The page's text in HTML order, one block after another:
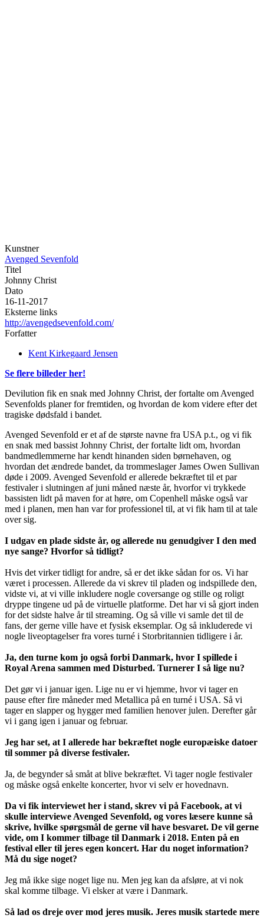
Kunstner
Avenged Sevenfold
Titel
Johnny Christ
Dato
16-11-2017
Eksterne links
http://avengedsevenfold.com/
Forfatter
Kent Kirkegaard Jensen
Se flere billeder her!
Devilution fik en snak med Johnny Christ, der fortalte om Avenged
Sevenfolds planer for fremtiden, og hvordan de kom videre efter det
tragiske dødsfald i bandet.
Avenged Sevenfold er et af de største navne fra USA p.t., og vi fik
en snak med bassist Johnny Christ, der fortalte lidt om, hvordan
bandmedlemmerne har kendt hinanden siden børnehaven, og
hvordan det ændrede bandet, da trommeslager James Owen Sullivan
døde i 2009. Avenged Sevenfold er allerede bekræftet til et par
festivaler i slutningen af juni måned næste år, hvorfor vi trykkede
bassisten lidt på maven for at høre, om Copenhell måske også var
med i planen, men han var for professionel til, at vi fik ham til at tale
over sig.
I udgav en plade sidste år, og allerede nu genudgiver I den med
nye sange? Hvorfor så tidligt?
Hvis det virker tidligt for andre, så er det ikke sådan for os. Vi har
været i processen. Allerede da vi skrev til pladen og indspillede den,
vidste vi, at vi ville inkludere nogle coversange og stille og roligt
dryppe tingene ud på de virtuelle platforme. Det har vi så gjort inden
for det sidste halve år til streaming. Og så ville vi samle det til de
fans, der gerne ville have et fysisk eksemplar. Og så inkluderede vi
nogle liveoptagelser fra vores turné i Storbritannien tidligere i år.
Ja, den turne kom jo også forbi Danmark, hvor I spillede i
Royal Arena sammen med Disturbed. Turnerer I så lige nu?
Det gør vi i januar igen. Lige nu er vi hjemme, hvor vi tager en
pause efter fire måneder med Metallica på en turné i USA. Så vi
tager en slapper og hygger med familien henover julen. Derefter går
vi i gang igen i januar og februar.
Jeg har set, at I allerede har bekræftet nogle europæiske datoer
til sommer på diverse festivaler.
Ja, de begynder så småt at blive bekræftet. Vi tager nogle festivaler
og måske også enkelte koncerter, hvor vi selv er hovednavn.
Da vi fik interviewet her i stand, skrev vi på Facebook, at vi
skulle interviewe Avenged Sevenfold, og vores læsere kunne så
skrive, hvilke spørgsmål de gerne vil have besvaret. De vil gerne
vide, om I kommer tilbage til Danmark i 2018. Enten på en
festival eller til jeres egen koncert. Har du noget information?
Må du sige noget?
Jeg må ikke sige noget lige nu. Men jeg kan da afsløre, at vi nok
skal komme tilbage. Vi elsker at være i Danmark.
Så lad os dreje over mod jeres musik. Jeres musik startede mere